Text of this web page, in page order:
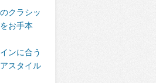
クラシッ
お手本
ンに合う
スタイル